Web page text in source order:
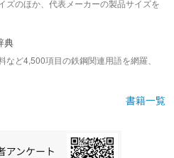
ズのほか、代表メーカーの製品サイズを
典
など4,500項目の鉄鋼関連用語を網羅、
書籍一覧